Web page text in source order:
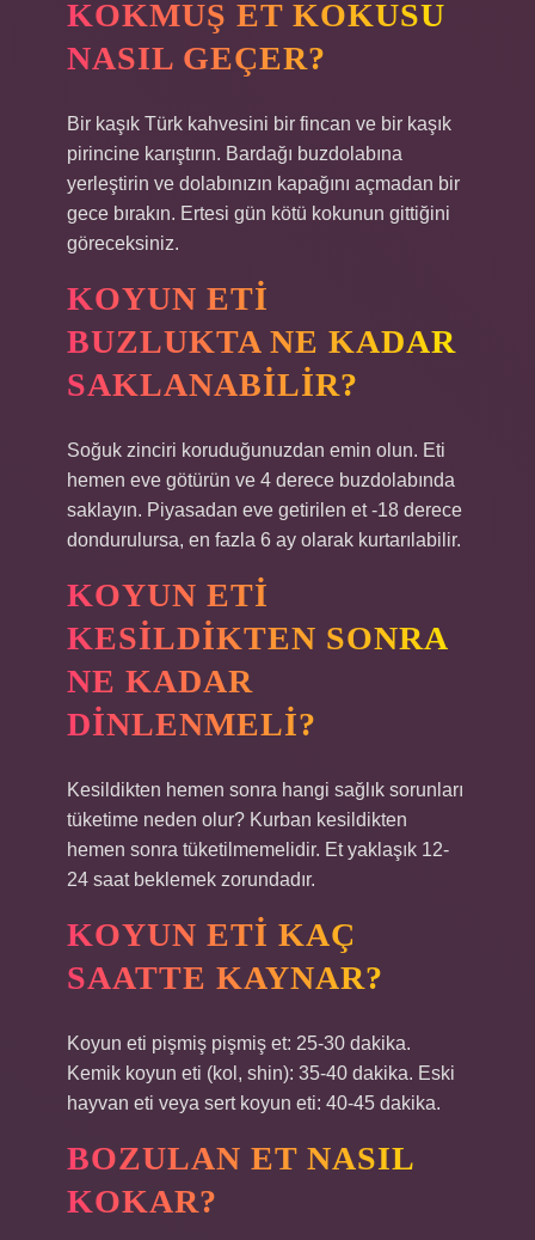
KOKMUŞ ET KOKUSU
NASIL GEÇER?
Bir kaşık Türk kahvesini bir fincan ve bir kaşık
pirincine karıştırın. Bardağı buzdolabına
yerleştirin ve dolabınızın kapağını açmadan bir
gece bırakın. Ertesi gün kötü kokunun gittiğini
göreceksiniz.
KOYUN ETI
BUZLUKTA NE KADAR
SAKLANABILIR?
Soğuk zinciri koruduğunuzdan emin olun. Eti
hemen eve götürün ve 4 derece buzdolabında
saklayın. Piyasadan eve getirilen et -18 derece
dondurulursa, en fazla 6 ay olarak kurtarılabilir.
KOYUN ETI
KESILDIKTEN SONRA
NE KADAR
DINLENMELI?
Kesildikten hemen sonra hangi sağlık sorunları
tüketime neden olur? Kurban kesildikten
hemen sonra tüketilmemelidir. Et yaklaşık 12-
24 saat beklemek zorundadır.
KOYUN ETI KAÇ
SAATTE KAYNAR?
Koyun eti pişmiş pişmiş et: 25-30 dakika.
Kemik koyun eti (kol, shin): 35-40 dakika. Eski
hayvan eti veya sert koyun eti: 40-45 dakika.
BOZULAN ET NASIL
KOKAR?